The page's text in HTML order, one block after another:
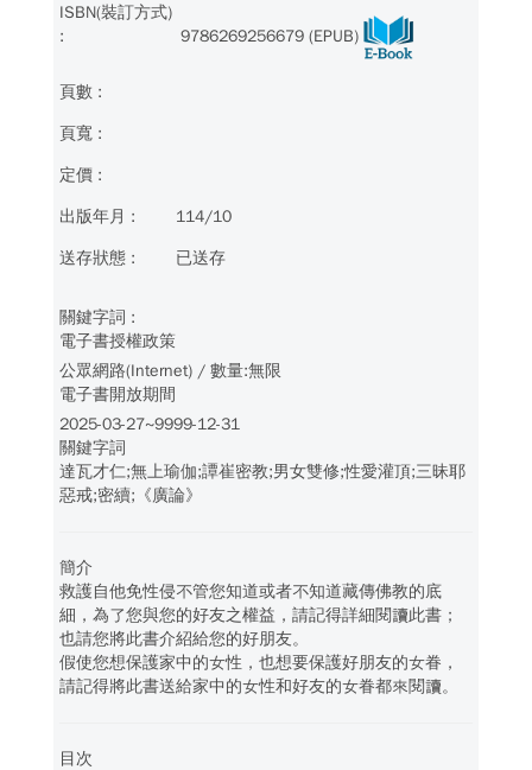
9786269256679 (EPUB)
114/10
已送存
電子書授權政策
公眾網路(Internet) / 數量:無限
電子書開放期間
2025-03-27~9999-12-31
關鍵字詞
達瓦才仁;無上瑜伽;譚崔密教;男女雙修;性愛灌頂;三昧耶
惡戒;密續;《廣論》
簡介
救護自他免性侵不管您知道或者不知道藏傳佛教的底
細，為了您與您的好友之權益，請記得詳細閱讀此書；
也請您將此書介紹給您的好朋友。
假使您想保護家中的女性，也想要保護好朋友的女眷，
請記得將此書送給家中的女性和好友的女眷都來閱讀。
目次